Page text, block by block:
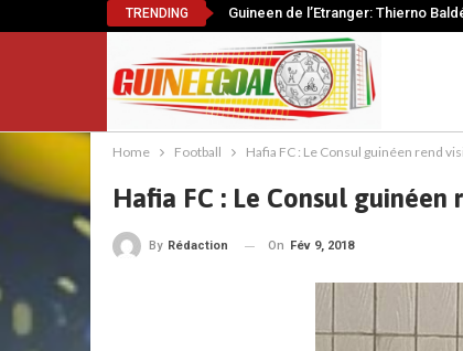
TRENDING Guineen de l’Etranger: Thierno
Home Football Hafia FC : Le Consul guinéen rend
Hafia FC : Le Consul guinéen
By Rédaction On Fév 9, 2018